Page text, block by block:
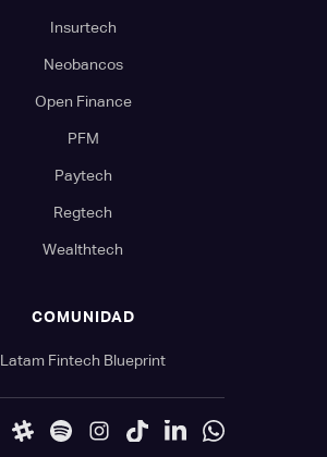
Insurtech
Neobancos
Open Finance
PFM
Paytech
Regtech
Wealthtech
COMUNIDAD
Latam Fintech Blueprint